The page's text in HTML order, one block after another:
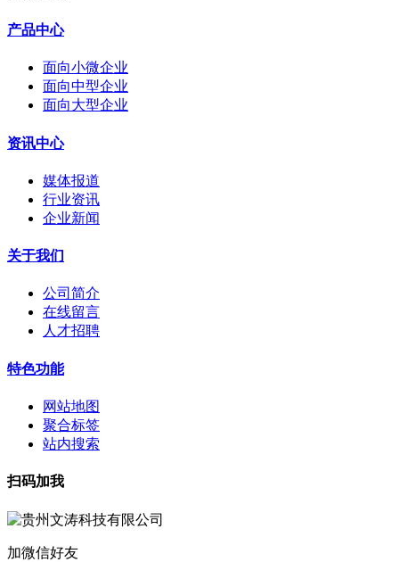
产品中心
面向小微企业
面向中型企业
面向大型企业
资讯中心
媒体报道
行业资讯
企业新闻
关于我们
公司简介
在线留言
人才招聘
特色功能
网站地图
聚合标签
站内搜索
扫码加我
加微信好友